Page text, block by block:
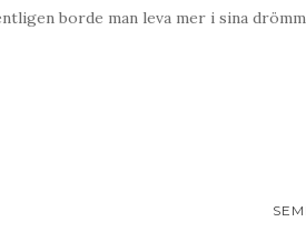
borde man leva mer i sina